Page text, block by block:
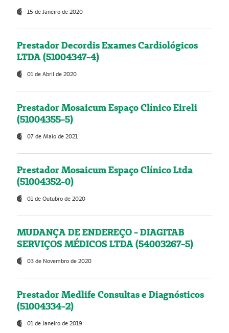
15 de Janeiro de 2020
Prestador Decordis Exames Cardiológicos
LTDA (51004347-4)
01 de Abril de 2020
Prestador Mosaicum Espaço Clínico Eireli
(51004355-5)
07 de Maio de 2021
Prestador Mosaicum Espaço Clínico Ltda
(51004352-0)
01 de Outubro de 2020
MUDANÇA DE ENDEREÇO - DIAGITAB
SERVIÇOS MÉDICOS LTDA (54003267-5)
03 de Novembro de 2020
Prestador Medlife Consultas e Diagnósticos
(51004334-2)
01 de Janeiro de 2019